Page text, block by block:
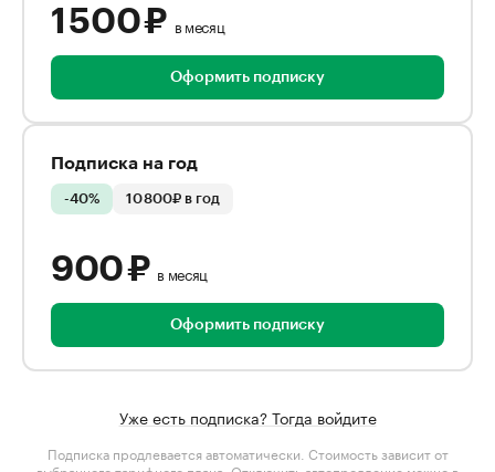
1 500 ₽ в месяц
Оформить подписку
Подписка на год
-40% 10 800₽ в год
900 ₽ в месяц
Оформить подписку
Уже есть подписка? Тогда войдите
Подписка продлевается автоматически. Стоимость зависит от